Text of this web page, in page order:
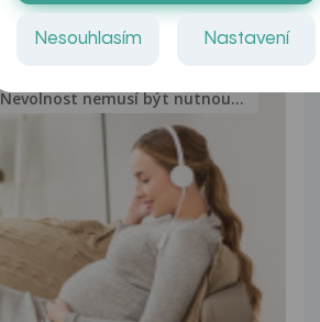
Nevolnost nemusí být nutnou...
Nesouhlasím Nastavení